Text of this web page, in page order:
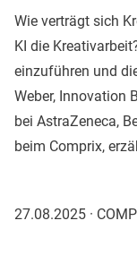
Wie verträgt sich
KI die
einzuführen und
Weber, Innovation
bei AstraZeneca,
beim Comprix,
27.08.2025 ·